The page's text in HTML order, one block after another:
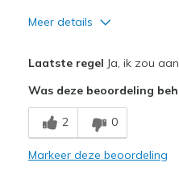
Meer details
Breathe Well
Comfortable
Laatste regel Ja, ik zou
Was deze beoordeling
2 0
Markeer deze beoordeling